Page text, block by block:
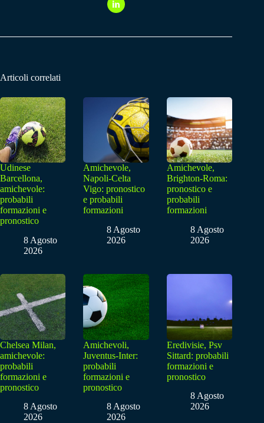
Articoli correlati
Udinese
Barcellona,
amichevole:
probabili
formazioni e
pronostico
8 Agosto
2026
Amichevole,
Napoli-Celta
Vigo: pronostico
e probabili
formazioni
8 Agosto
2026
Amichevole,
Brighton-Roma:
pronostico e
probabili
formazioni
8 Agosto
2026
Chelsea Milan,
amichevole:
probabili
formazioni e
pronostico
8 Agosto
2026
Amichevoli,
Juventus-Inter:
probabili
formazioni e
pronostico
8 Agosto
2026
Eredivisie, Psv
Sittard: probabili
formazioni e
pronostico
8 Agosto
2026